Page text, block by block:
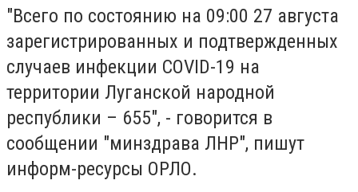
"Всего по состоянию на 09:00 27 августа
зарегистрированных и подтвержденных
случаев инфекции COVID-19 на
территории Луганской народной
республики – 655", - говорится в
сообщении "минздрава ЛНР", пишут
информ-ресурсы ОРЛО.